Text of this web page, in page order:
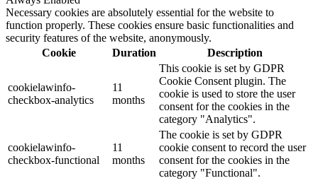
Necessary cookies are absolutely essential for the website to
function properly. These cookies ensure basic functionalities and
security features of the website, anonymously.
Cookie
Duration Description
cookielawinfo-
checkbox-analytics
11
months
This cookie is set by GDPR
Cookie Consent plugin. The
cookie is used to store the user
consent for the cookies in the
category "Analytics".
cookielawinfo-
checkbox-functional
11
months
The cookie is set by GDPR
cookie consent to record the user
consent for the cookies in the
category "Functional".